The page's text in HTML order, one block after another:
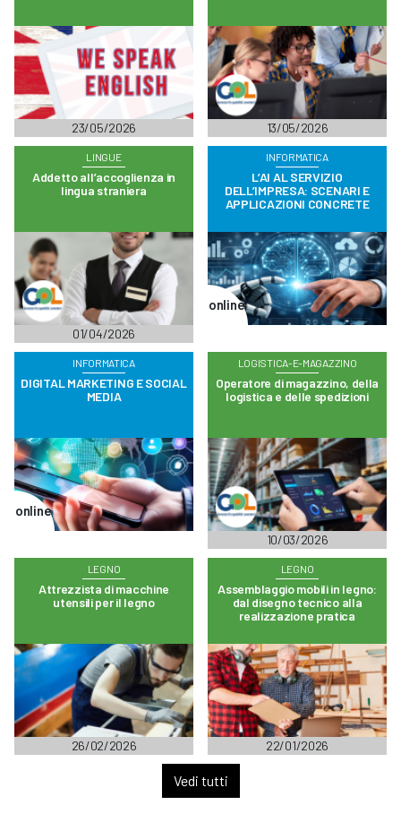
23/05/2026 13/05/2026
LINGUE
Addetto all’accoglienza in
lingua straniera
01/04/2026
INFORMATICA
L’AI AL SERVIZIO
DELL’IMPRESA: SCENARI E
APPLICAZIONI CONCRETE
online
INFORMATICA
DIGITAL MARKETING E SOCIAL
MEDIA
online
LOGISTICA-E-MAGAZZINO
Operatore di magazzino, della
logistica e delle spedizioni
10/03/2026
LEGNO
Attrezzista di macchine
utensili per il legno
26/02/2026
LEGNO
Assemblaggio mobili in legno:
dal disegno tecnico alla
realizzazione pratica
22/01/2026
Vedi tutti